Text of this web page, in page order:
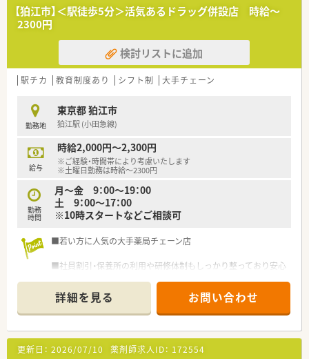
【狛江市】＜駅徒歩5分＞活気あるドラッグ併設店 時給～
2300円
検討リストに追加
駅チカ 教育制度あり シフト制 大手チェーン
勤務地
東京都 狛江市
狛江駅 (小田急線)
給与
時給2,000円～2,300円
※ご経験・時間帯により考慮いたします
※土曜日勤務は時給～2300円
勤務
時間
月～金 9：00～19：00
土 9：00～17：00
※10時スタートなどご相談可
■若い方に人気の大手薬局チェーン店
■社員割引・保養所の利用や研修体制もしっかり整っており安心
詳細を見る お問い合わせ
更新日： 2026/07/10 薬剤師求人ID： 172554